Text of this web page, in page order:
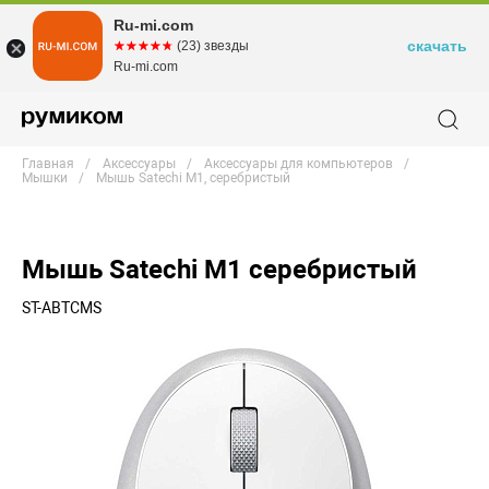
Главная Аксессуары
Аксессуары для компьютеров
Мышки
Мышь Satechi M1, серебристый
Мышь Satechi M1 серебристый
ST-ABTCMS
Ru-mi.com
☆☆☆☆☆
★★★★★ (23) звезды
Ru-mi.com
скачать